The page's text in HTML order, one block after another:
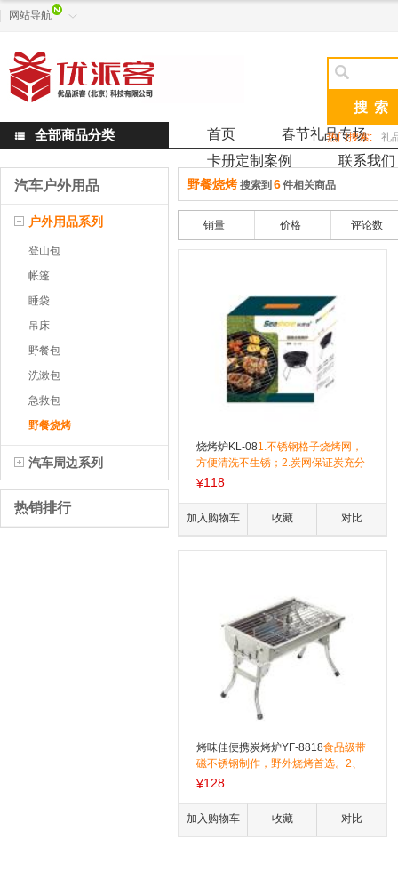
网站导航 

热门搜索: 礼
 全部商品分类 首页
春节礼品专场
卡册定制案例
联系我们
汽车户外用品
户外用品系列
登山包
帐篷
睡袋
吊床
野餐包
洗漱包
急救包
野餐烧烤
汽车周边系列
热销排行
野餐烧烤搜索到 6件相关商品
销量 价格 评论数
烧烤炉KL-081.不锈钢格子烧烤网，
方便清洗不生锈；2.炭网保证炭充分
炭燃烧；3.底部进风口，让木碳更易
板，轻便，超薄，烧烤不……礼品团
购热线：400-879-0609
¥118
加入购物车 收藏 对比
烤味佳便携炭烤炉YF-8818食品级带
磁不锈钢制作，野外烧烤首选。2、
烤网镀铬，无副作用，易清洁。3、
……礼品团购热线：400-879-0609
¥128
加入购物车 收藏 对比